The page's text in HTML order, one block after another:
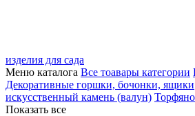
изделия для сада
Меню каталога Все тоавары категории
Декоративные горшки, бочонки, ящики
искусственный камень (валун)
Показать все